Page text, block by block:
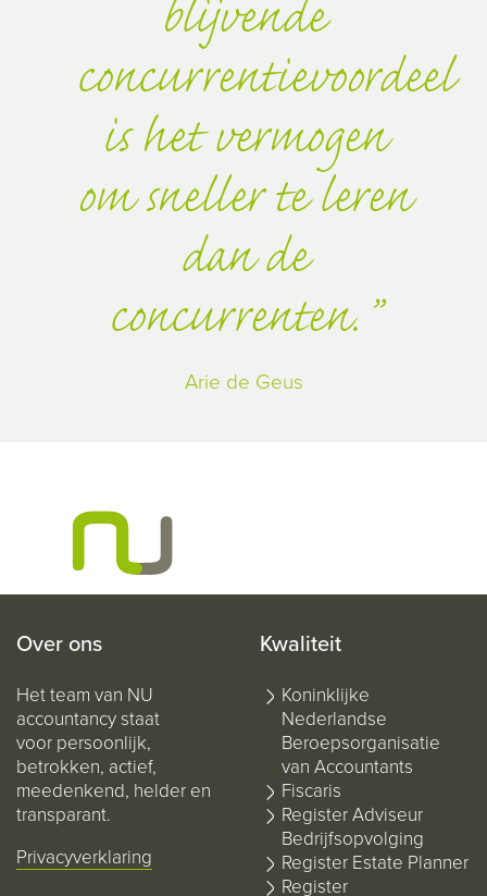
blijvende
concurrentievoordeel
is het vermogen
om sneller te leren
dan de
concurrenten.
Arie de Geus
Over ons
Het team van NU
accountancy staat
voor persoonlijk,
betrokken, actief,
meedenkend, helder en
transparant.
Privacyverklaring
Kwaliteit
Koninklijke
Nederlandse
Beroepsorganisatie
van Accountants
Fiscaris
Register Adviseur
Bedrijfsopvolging
Register Estate Planner
Register